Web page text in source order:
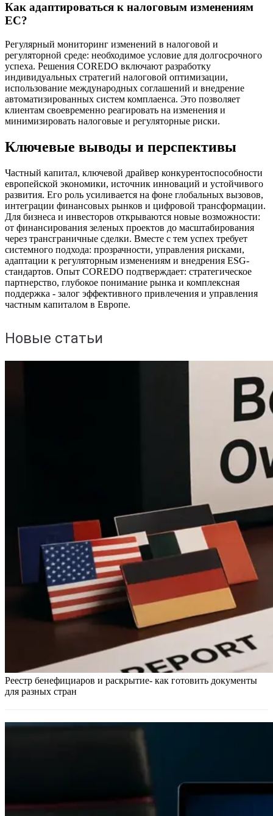
Как адаптироваться к налоговым изменениям
ЕС?
Регулярный мониторинг изменений в налоговой и
регуляторной среде: необходимое условие для долгосрочного
успеха. Решения COREDO включают разработку
индивидуальных стратегий налоговой оптимизации,
использование международных соглашений и внедрение
автоматизированных систем комплаенса. Это позволяет
клиентам своевременно реагировать на изменения и
минимизировать налоговые и регуляторные риски.
Ключевые выводы и перспективы
Частный капитал, ключевой драйвер конкурентоспособности
европейской экономики, источник инноваций и устойчивого
развития. Его роль усиливается на фоне глобальных вызовов,
интеграции финансовых рынков и цифровой трансформации.
Для бизнеса и инвесторов открываются новые возможности:
от финансирования зеленых проектов до масштабирования
через трансграничные сделки. Вместе с тем успех требует
системного подхода: прозрачности, управления рисками,
адаптации к регуляторным изменениям и внедрения ESG-
стандартов. Опыт COREDO подтверждает: стратегическое
партнерство, глубокое понимание рынка и комплексная
поддержка - залог эффективного привлечения и управления
частным капиталом в Европе.
Новые статьи
Реестр бенефициаров и раскрытие- как готовить документы
для разных стран